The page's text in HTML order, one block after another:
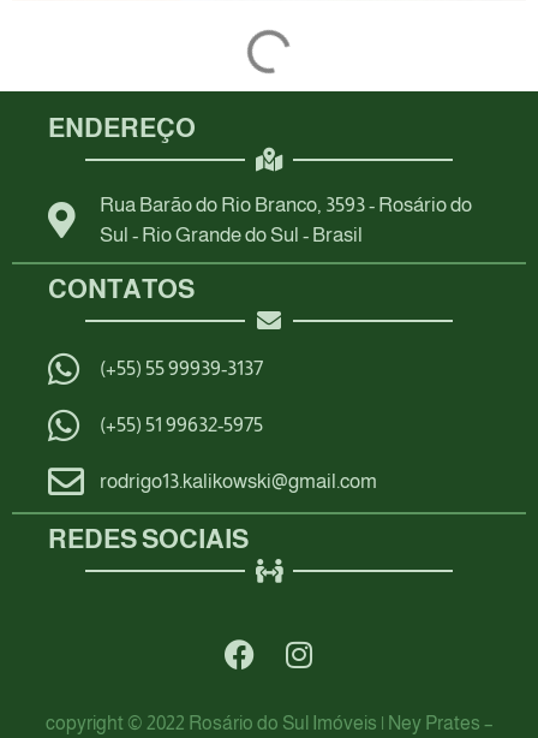
ENDEREÇO
Rua Barão do Rio Branco, 3593 - Rosário do
Sul - Rio Grande do Sul - Brasil
CONTATOS
(+55) 55 99939-3137
(+55) 51 99632-5975
rodrigo13.kalikowski@gmail.com
REDES SOCIAIS
copyright © 2022 Rosário do Sul Imóveis | Ney Prates –